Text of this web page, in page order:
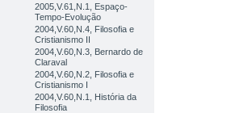
2005,V.61,N.1, Espaço-
Tempo-Evolução
2004,V.60,N.4, Filosofia e
Cristianismo II
2004,V.60,N.3, Bernardo de
Claraval
2004,V.60,N.2, Filosofia e
Cristianismo I
2004,V.60,N.1, História da
Filosofia